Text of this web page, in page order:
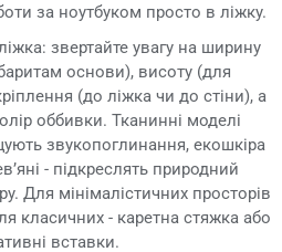
за ноутбуком просто в ліжку.
звертайте увагу на ширину
основи), висоту (для
(до ліжка чи до стіни), а
оббивки. Тканинні моделі
звукопоглинання, екошкіра
- підкреслять природний
Для мінімалістичних просторів
класичних - каретна стяжка або
вставки.